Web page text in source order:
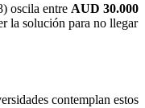
oscila entre AUD 30.000
la solución para no llegar
contemplan estos